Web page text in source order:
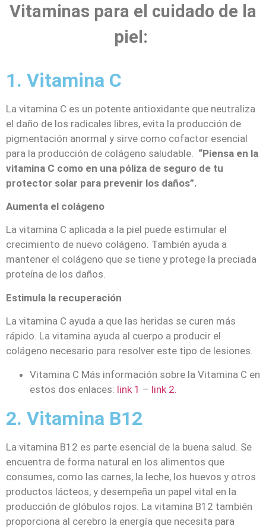
Vitaminas para el cuidado de la
piel:
1. Vitamina C
La vitamina C es un potente antioxidante que neutraliza
el daño de los radicales libres, evita la producción de
pigmentación anormal y sirve como cofactor esencial
para la producción de colágeno saludable.
“Piensa en la
vitamina C como en una póliza de seguro de tu
protector solar para prevenir los daños”.
Aumenta el colágeno
La vitamina C aplicada a la piel puede estimular el
crecimiento de nuevo colágeno. También ayuda a
mantener el colágeno que se tiene y protege la preciada
proteína de los daños.
Estimula la recuperación
La vitamina C ayuda a que las heridas se curen más
rápido. La vitamina ayuda al cuerpo a producir el
colágeno necesario para resolver este tipo de lesiones.
Vitamina C Más información sobre la Vitamina C en
estos dos enlaces: link 1 – link 2.
2. Vitamina B12
La vitamina B12 es parte esencial de la buena salud. Se
encuentra de forma natural en los alimentos que
consumes, como las carnes, la leche, los huevos y otros
productos lácteos, y desempeña un papel vital en la
producción de glóbulos rojos. La vitamina B12 también
proporciona al cerebro la energía que necesita para